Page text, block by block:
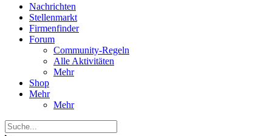
Nachrichten
Stellenmarkt
Firmenfinder
Forum
Community-Regeln
Alle Aktivitäten
Mehr
Shop
Mehr
Mehr